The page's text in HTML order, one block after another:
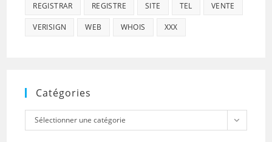
REGISTRAR REGISTRE SITE TEL VENTE
VERISIGN WEB WHOIS XXX
Catégories
Catégories
Sélectionner une catégorie